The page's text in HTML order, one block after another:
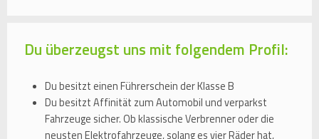
Du überzeugst uns mit folgendem Profil:
Du besitzt einen Führerschein der Klasse B
Du besitzt Affinität zum Automobil und verparkst
Fahrzeuge sicher. Ob klassische Verbrenner oder die
neusten Elektrofahrzeuge, solang es vier Räder hat,